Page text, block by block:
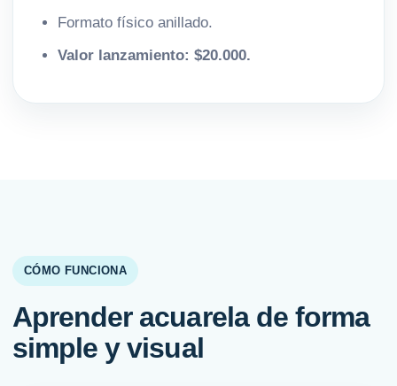
Formato físico anillado.
Valor lanzamiento: $20.000.
CÓMO FUNCIONA
Aprender acuarela de forma
simple y visual